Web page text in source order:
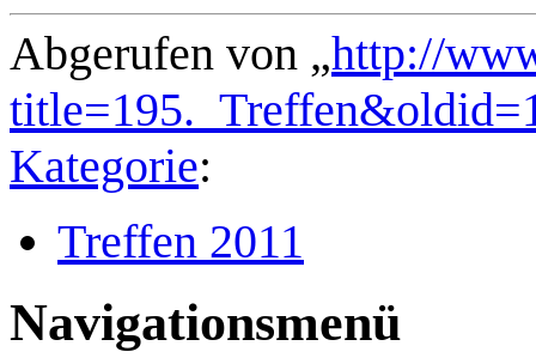
Abgerufen von „http://
Kategorie:
Treffen 2011
Navigationsmenü